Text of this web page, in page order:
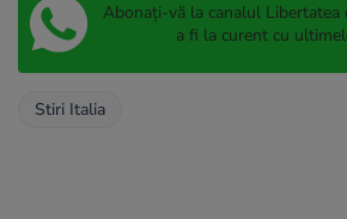
Abonați-vă la canalul
a fi la curent cu
Stiri Italia